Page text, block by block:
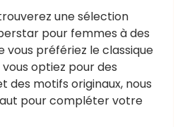
une sélection
pour femmes à des
vous préfériez le classique
optiez pour des
des motifs originaux, nous
pour compléter votre